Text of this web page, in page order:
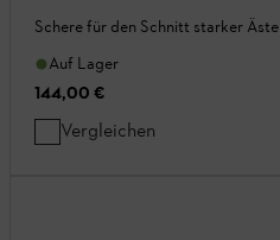
Schere für den Schnitt starker Äste
Auf Lager
144,00 €
Vergleichen